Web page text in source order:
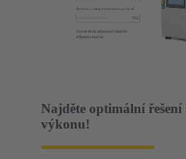
Najděte optimální
výkonu!